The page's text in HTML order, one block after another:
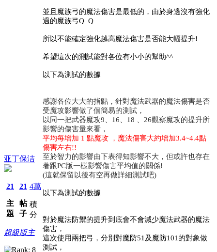
亚丁保洁
21
主
題
21
帖
子
4萬
積
分
超級版主
並且魔族弓的魔法傷害是最低的，由於身邊沒有強化
過的魔族弓Q_Q
所以不能確定強化越高魔法傷害是否能大幅提升!
希望這次的測試能對各位有小小的幫助^^
以下為測試的數據
感謝各位大大的指點，針對魔法武器的魔法傷害是否
受魔攻影響做了個簡易的測試，
以同一把武器魔攻9、16、18 、26觀察魔攻的提升所
影響的傷害量來看，
平均每增加 1 點魔攻 ，魔法傷害大約增加3.4~4.4點
傷害左右!!
至於智力的影響由下表得知影響不大，但或許也存在
著跟PC版一樣影響傷害平均值的關係!
(這就保留以後有空再做詳細測試吧)
以下為測試的數據
對於魔法防禦的提升到底會不會減少魔法武器的魔法
傷害，
這次使用兩把弓，分別對魔防51及魔防101的對象做
測試，